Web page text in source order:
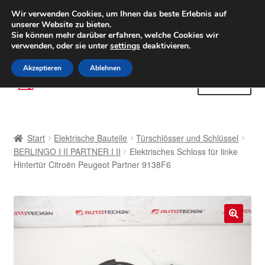
LIEFERUNG ab 6 EUR
Weltweiter Versand
(800) 500 564Mo-Fr 9-16 Uhr
Zur
Navigation
Zum
Inhalt
AGB
Beschwerdeordnung
Start Elektrische Bauteile
Türschlösser und Schlüssel
BERLINGO I II PARTNER I II
Elektrisches Schloss für linke
Hintertür Citroën Peugeot Partner 9138F6
Wir verwenden Cookies, um Ihnen das beste Erlebnis auf
unserer Website zu bieten.
Sie können mehr darüber erfahren, welche Cookies wir
verwenden, oder sie untersettings deaktivieren.
Akzeptieren Ablehnen